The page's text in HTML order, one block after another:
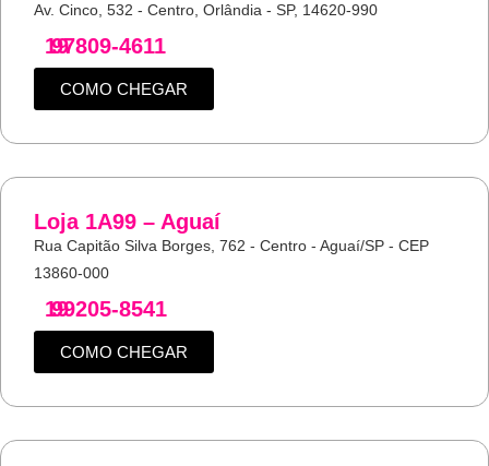
Av. Cinco, 532 - Centro, Orlândia - SP, 14620-990
19
97809-4611
COMO CHEGAR
Loja 1A99 – Aguaí
Rua Capitão Silva Borges, 762 - Centro - Aguaí/SP - CEP
13860-000
19
99205-8541
COMO CHEGAR